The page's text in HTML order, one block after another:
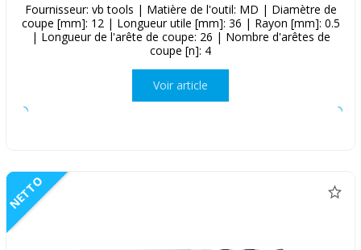
Fournisseur: vb tools | Matière de l'outil: MD | Diamètre de
coupe [mm]: 12 | Longueur utile [mm]: 36 | Rayon [mm]: 0.5
| Longueur de l'arête de coupe: 26 | Nombre d'arêtes de
coupe [n]: 4
Voir article
NETTO